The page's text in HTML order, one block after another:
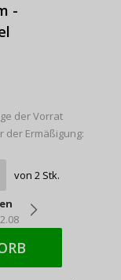
-
der Vorrat
der Ermäßigung:
von 2 Stk.